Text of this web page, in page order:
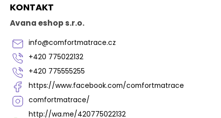
KONTAKT
Avana eshop s.r.o.
info@comfortmatrace.cz
+420 775022132
+420 775555255
https://www.facebook.com/comfortmatrace
comfortmatrace/
http://wa.me/420775022132